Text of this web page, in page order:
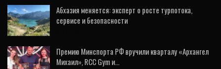
Абхазия меняется: эксперт о росте турпотока,
сервисе и безопасности
Премию Минспорта РФ вручили кварталу «Архангел
Михаил», RCC Gym и…